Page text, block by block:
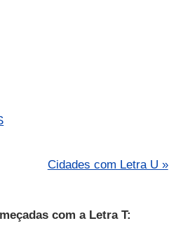
Cidades com Letra U »
com a Letra T: